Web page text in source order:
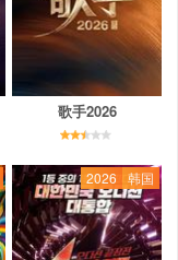
歌手2026
2026 韩国